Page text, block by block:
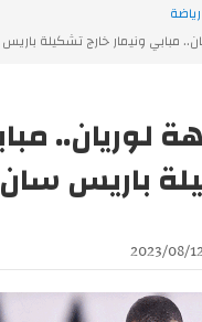
رياضة
مبابي ونيمار خارج تشكيلة
لوريان..
باريس